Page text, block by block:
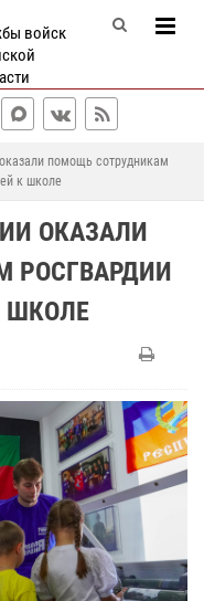
войск
помощь сотрудникам
к школе
ОКАЗАЛИ
РОСГВАРДИИ
ШКОЛЕ